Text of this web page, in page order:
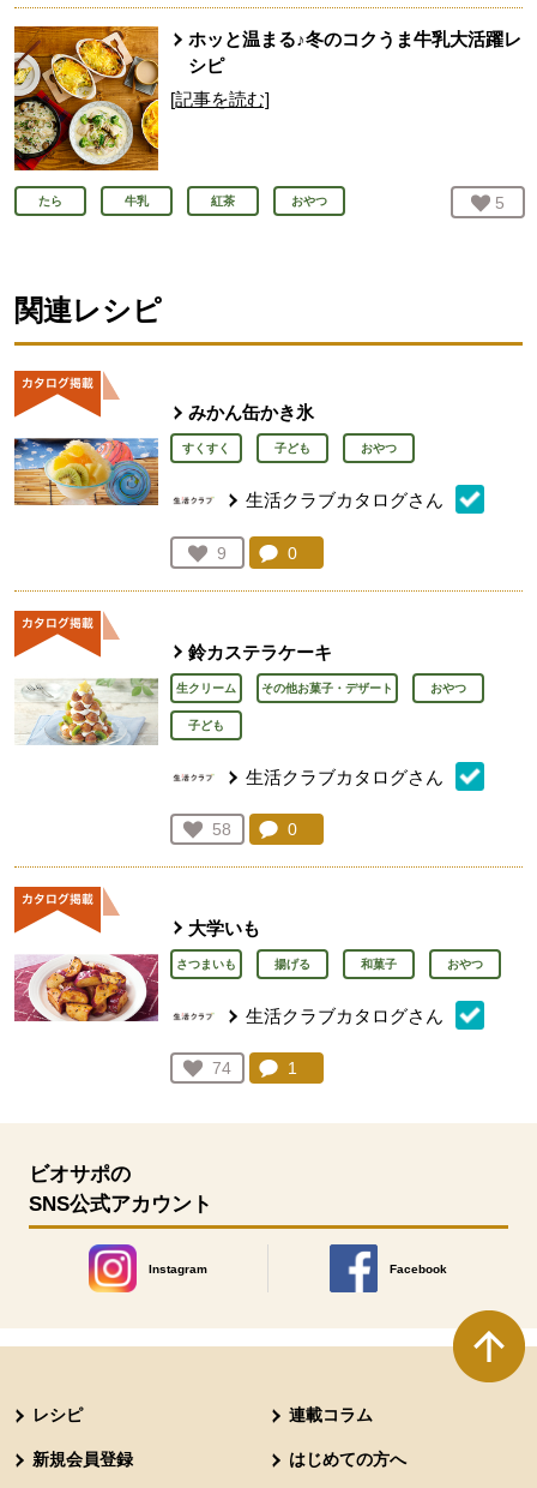
ホッと温まる♪冬のコクうま牛乳大活躍レ
シピ
[記事を読む]
たら 牛乳 紅茶 おやつ お気
5
関連レシピ
みかん缶かき氷
すくすく 子ども おやつ
生活クラブカタログさん
お気に入り登録：
9
人が登録
コメント：
0
鈴カステラケーキ
生クリーム その他お菓子・デザート おやつ
子ども
生活クラブカタログさん
お気に入り登録：
58
人が登録
コメント：
0
大学いも
さつまいも 揚げる 和菓子 おやつ
生活クラブカタログさん
お気に入り登録：
74
人が登録
コメント：
1
ビオサポの
SNS公式アカウント
Instagram
別のウィンドウで開きます。
Facebook
別のウィンドウで開きます
レシピ 連載コラム
新規会員登録 はじめての方へ